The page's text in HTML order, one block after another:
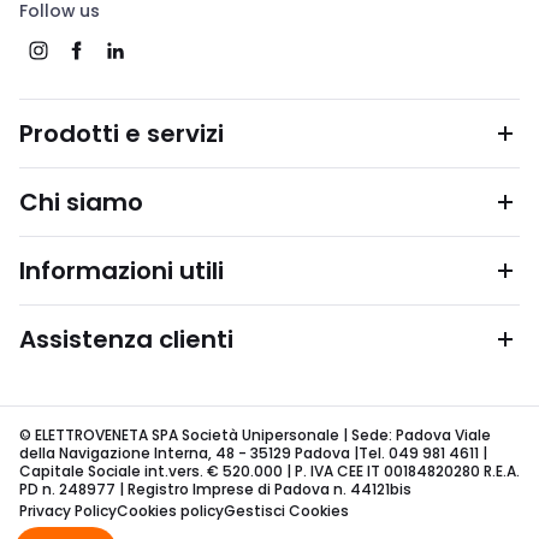
Follow us
Prodotti e servizi
Chi siamo
Informazioni utili
Assistenza clienti
© ELETTROVENETA SPA Società Unipersonale | Sede: Padova Viale
della Navigazione Interna, 48 - 35129 Padova |Tel. 049 981 4611 |
Capitale Sociale int.vers. € 520.000 | P. IVA CEE IT 00184820280 R.E.A.
PD n. 248977 | Registro Imprese di Padova n. 44121bis
Privacy PolicyCookies policyGestisci Cookies